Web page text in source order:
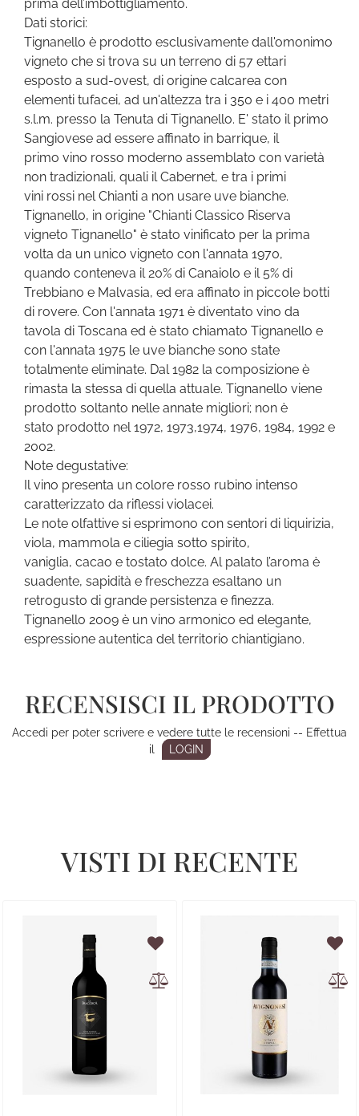
prima dell’imbottigliamento.
Dati storici:
Tignanello è prodotto esclusivamente dall'omonimo
vigneto che si trova su un terreno di 57 ettari
esposto a sud-ovest, di origine calcarea con
elementi tufacei, ad un'altezza tra i 350 e i 400 metri
s.l.m. presso la Tenuta di Tignanello. E' stato il primo
Sangiovese ad essere affinato in barrique, il
primo vino rosso moderno assemblato con varietà
non tradizionali, quali il Cabernet, e tra i primi
vini rossi nel Chianti a non usare uve bianche.
Tignanello, in origine "Chianti Classico Riserva
vigneto Tignanello" è stato vinificato per la prima
volta da un unico vigneto con l'annata 1970,
quando conteneva il 20% di Canaiolo e il 5% di
Trebbiano e Malvasia, ed era affinato in piccole botti
di rovere. Con l'annata 1971 è diventato vino da
tavola di Toscana ed è stato chiamato Tignanello e
con l'annata 1975 le uve bianche sono state
totalmente eliminate. Dal 1982 la composizione è
rimasta la stessa di quella attuale. Tignanello viene
prodotto soltanto nelle annate migliori; non è
stato prodotto nel 1972, 1973,1974, 1976, 1984, 1992 e
2002.
Note degustative:
Il vino presenta un colore rosso rubino intenso
caratterizzato da riflessi violacei.
Le note olfattive si esprimono con sentori di liquirizia,
viola, mammola e ciliegia sotto spirito,
vaniglia, cacao e tostato dolce. Al palato l’aroma è
suadente, sapidità e freschezza esaltano un
retrogusto di grande persistenza e finezza.
Tignanello 2009 è un vino armonico ed elegante,
espressione autentica del territorio chiantigiano.
RECENSISCI IL PRODOTTO
Accedi per poter scrivere e vedere tutte le recensioni -- Effettua
il
LOGIN
VISTI DI RECENTE